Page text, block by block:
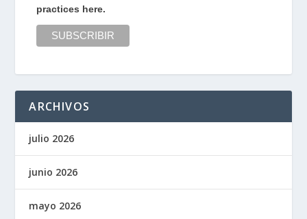
practices here.
ARCHIVOS
julio 2026
junio 2026
mayo 2026